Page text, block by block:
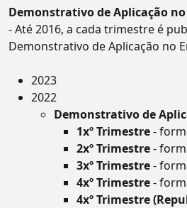
Demonstrativo de Aplicação
- Até 2016, a cada trimestre é
Demonstrativo de Aplicação no
2023
2022
Demonstrativo de
1xº Trimestre-
2xº Trimestre-
3xº Trimestre-
4xº Trimestre-
4xº Trimestre